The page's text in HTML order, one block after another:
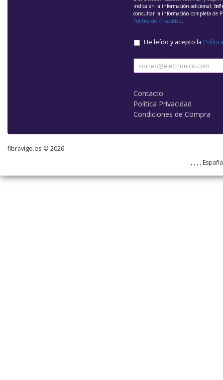
indica en la información adicional;
consultar la información completa de
Política de Privacidad.
He leído y acepto la
Contacto
Política Privacidad
Condiciones de Compra
fibravigo.es © 2026
, , , ,